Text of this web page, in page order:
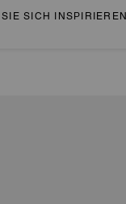
SICH INSPIRIEREN